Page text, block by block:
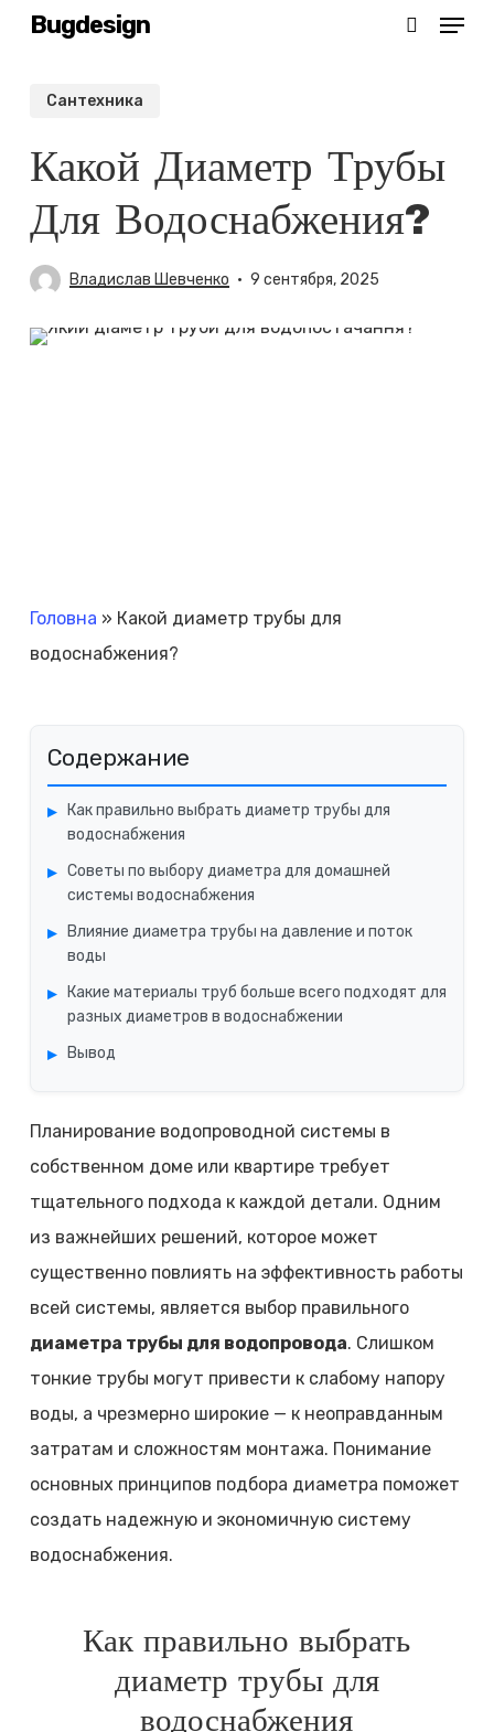
SkipBugdesign Menu
Сантехника
Какой Диаметр Трубы
Для Водоснабжения?
Владислав Шевченко 9 сентября, 2025
Головна » Какой диаметр трубы для
водоснабжения?
Содержание
Как правильно выбрать диаметр трубы для
водоснабжения
Советы по выбору диаметра для домашней
системы водоснабжения
Влияние диаметра трубы на давление и поток
воды
Какие материалы труб больше всего подходят для
разных диаметров в водоснабжении
Вывод
Планирование водопроводной системы в
собственном доме или квартире требует
тщательного подхода к каждой детали. Одним
из важнейших решений, которое может
существенно повлиять на эффективность работы
всей системы, является выбор правильного
диаметра трубы для водопровода. Слишком
тонкие трубы могут привести к слабому напору
воды, а чрезмерно широкие — к неоправданным
затратам и сложностям монтажа. Понимание
основных принципов подбора диаметра поможет
создать надежную и экономичную систему
водоснабжения.
Как правильно выбрать
диаметр трубы для
водоснабжения